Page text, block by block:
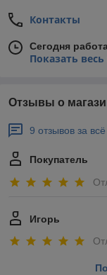
Контакты
Сегодня
Показать
Отзывы о
9 отзывов за
Покупатель
Игорь